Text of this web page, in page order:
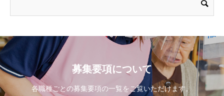
募集要項について
各職種ごとの募集要項の一覧をご覧いただけます。